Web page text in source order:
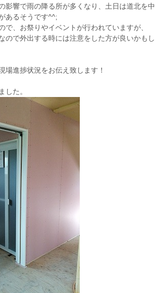
影響で雨の降る所が多くなり、土日は道北を中
あるそうです^^;
で、お祭りやイベントが行われていますが、
ので外出する時には注意をした方が良いかもし
場進捗状況をお伝え致します！
した。